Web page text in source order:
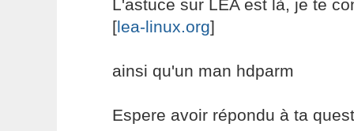
L'astuce sur LEA est là, je te
[lea-linux.org]
ainsi qu'un man hdparm
Espere avoir répondu à ta